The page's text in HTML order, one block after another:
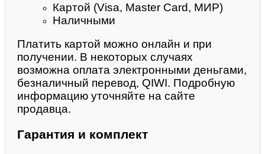
Картой (Visa, Master Card, МИР)
Наличными
Платить картой можно онлайн и при
получении. В некоторых случаях
возможна оплата электронными деньгами,
безналичный перевод, QIWI. Подробную
информацию уточняйте на сайте
продавца.
Гарантия и комплект